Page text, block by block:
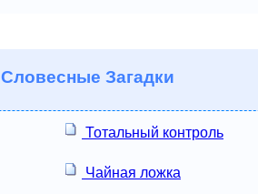
Словесные Загадки
Тотальный контроль
Чайная ложка